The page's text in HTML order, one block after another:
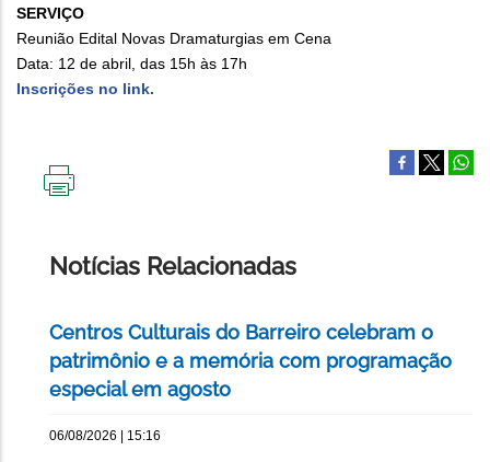
SERVIÇO
Reunião Edital Novas Dramaturgias em Cena
Data: 12 de abril, das 15h às 17h
Inscrições no link.
Notícias Relacionadas
Centros Culturais do Barreiro celebram o
patrimônio e a memória com programação
especial em agosto
06/08/2026 | 15:16